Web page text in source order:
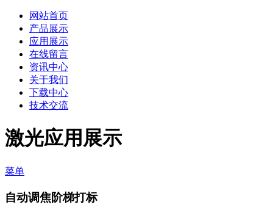
网站首页
产品展示
应用展示
在线留言
资讯中心
关于我们
下载中心
技术交流
激光应用展示
菜单
自动调焦阶梯打标